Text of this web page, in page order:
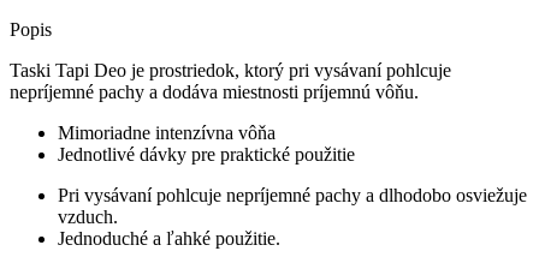
Popis
Taski Tapi Deo je prostriedok, ktorý pri vysávaní pohlcuje
nepríjemné pachy a dodáva miestnosti príjemnú vôňu.
Mimoriadne intenzívna vôňa
Jednotlivé dávky pre praktické použitie
Pri vysávaní pohlcuje nepríjemné pachy a dlhodobo osviežuje
vzduch.
Jednoduché a ľahké použitie.